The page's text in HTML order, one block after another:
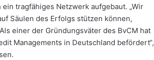
tragfähiges Netzwerk aufgebaut. „Wir
Säulen des Erfolgs stützen können,
einer der Gründungsväter des BvCM hat
Managements in Deutschland befördert“,